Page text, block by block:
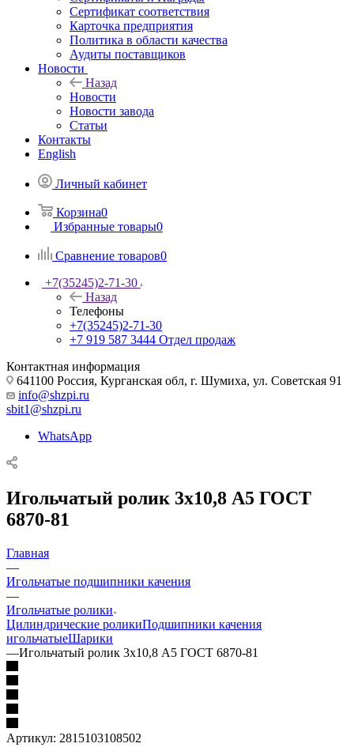
Сертификат соответствия
Карточка предприятия
Политика в области качества
Аудиты поставщиков
Новости
Назад
Новости
Новости завода
Статьи
Контакты
English
Личный кабинет
Корзина0
Избранные товары0
Сравнение товаров0
+7(35245)2-71-30
Назад
Телефоны
+7(35245)2-71-30
+7 919 587 3444 Отдел продаж
Контактная информация
641100 Россия, Курганская обл, г. Шумиха, ул. Советская 91
info@shzpi.ru
sbit1@shzpi.ru
WhatsApp
Игольчатый ролик 3х10,8 А5 ГОСТ
6870-81
Главная
—
Игольчатые подшипники качения
—
Игольчатые ролики
Цилиндрические роликиПодшипники качения
игольчатыеШарики
—Игольчатый ролик 3х10,8 А5 ГОСТ 6870-81
Артикул: 2815103108502